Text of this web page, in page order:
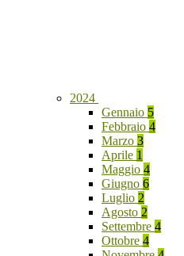
2024
Gennaio 5
Febbraio 4
Marzo 3
Aprile 1
Maggio 4
Giugno 6
Luglio 2
Agosto 2
Settembre 4
Ottobre 4